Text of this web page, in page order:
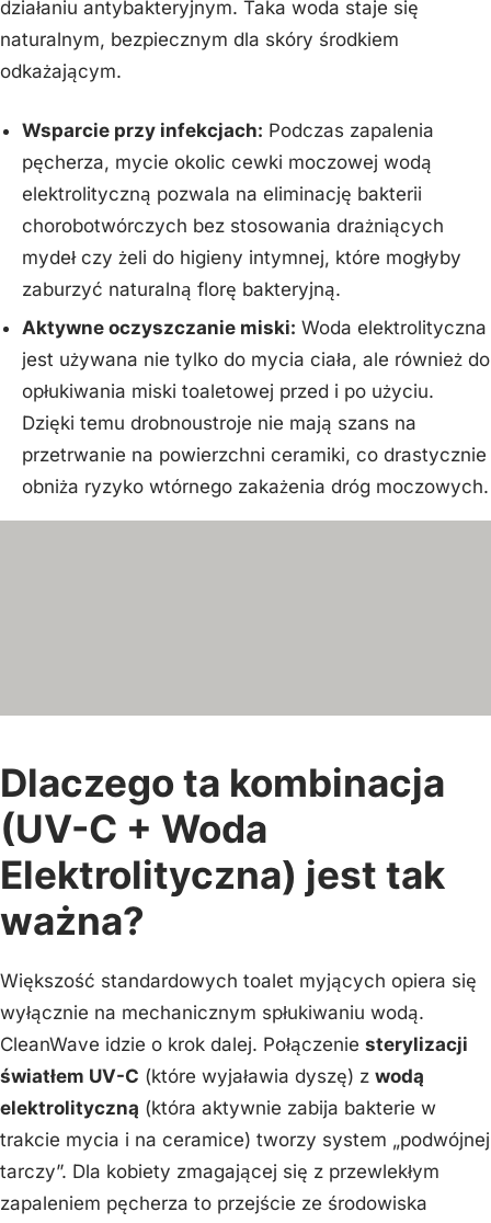
działaniu antybakteryjnym. Taka woda staje się
naturalnym, bezpiecznym dla skóry środkiem
odkażającym.
Wsparcie przy infekcjach: Podczas zapalenia
pęcherza, mycie okolic cewki moczowej wodą
elektrolityczną pozwala na eliminację bakterii
chorobotwórczych bez stosowania drażniących
mydeł czy żeli do higieny intymnej, które mogłyby
zaburzyć naturalną florę bakteryjną.
Aktywne oczyszczanie miski: Woda elektrolityczna
jest używana nie tylko do mycia ciała, ale również do
opłukiwania miski toaletowej przed i po użyciu.
Dzięki temu drobnoustroje nie mają szans na
przetrwanie na powierzchni ceramiki, co drastycznie
obniża ryzyko wtórnego zakażenia dróg moczowych.
Dlaczego ta kombinacja
(UV-C + Woda
Elektrolityczna) jest tak
ważna?
Większość standardowych toalet myjących opiera się
wyłącznie na mechanicznym spłukiwaniu wodą.
CleanWave idzie o krok dalej. Połączenie sterylizacji
światłem UV-C (które wyjaławia dyszę) z wodą
elektrolityczną (która aktywnie zabija bakterie w
trakcie mycia i na ceramice) tworzy system „podwójnej
tarczy”. Dla kobiety zmagającej się z przewlekłym
zapaleniem pęcherza to przejście ze środowiska